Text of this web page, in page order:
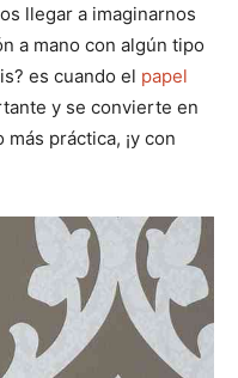
llegar a imaginarnos
a mano con algún tipo
es cuando el papel
y se convierte en
práctica, ¡y con